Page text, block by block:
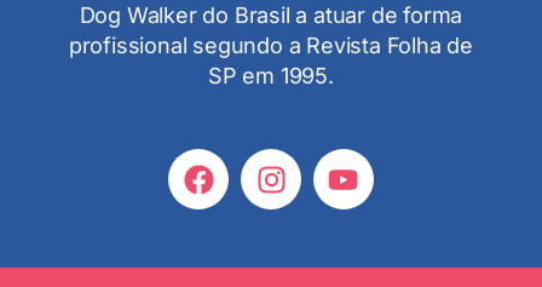
Dog Walker do Brasil a atuar de forma
profissional segundo a Revista Folha de
SP em 1995.